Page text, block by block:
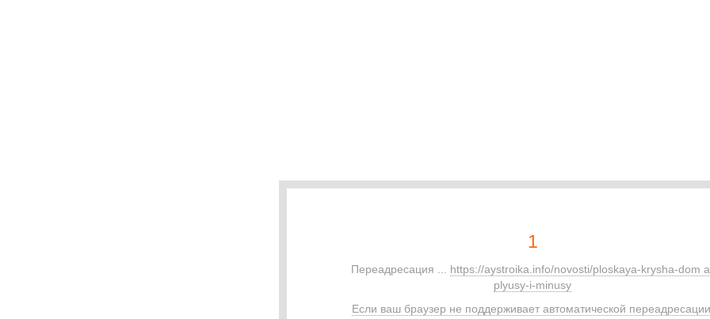
1
Переадресация ... https://aystroika.info/novosti/ploskaya-krysha-dom
plyusy-i-minusy
Если ваш браузер не поддерживает автоматической